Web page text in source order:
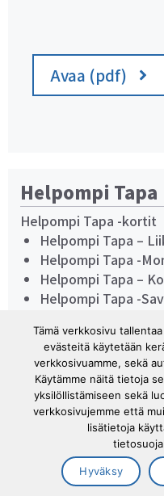
Helpompi Tapa
Helpompi Tapa -kortit
Helpompi Tapa –
Helpompi Tapa -
Helpompi Tapa –
Helpompi Tapa -
Elintapaohjauksen
Helpompi Tapa –
Asiakasesimerkki-
Avaa (pdf)
Tuki- ja
Tämä verkkosivu
evästeitä käytetään
verkkosivuamme, sekä
Käytämme näitä tietoja
yksilöllistämiseen sekä
verkkosivujemme että
lisätietoja
Hyväksy